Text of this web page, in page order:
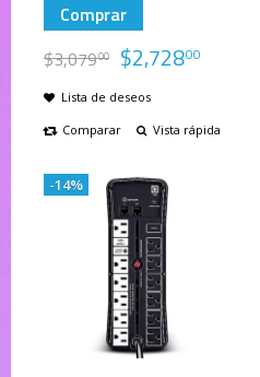
Comprar
$3,07900 $2,72800
Lista de deseos
Comparar
Vista rápida
-14%